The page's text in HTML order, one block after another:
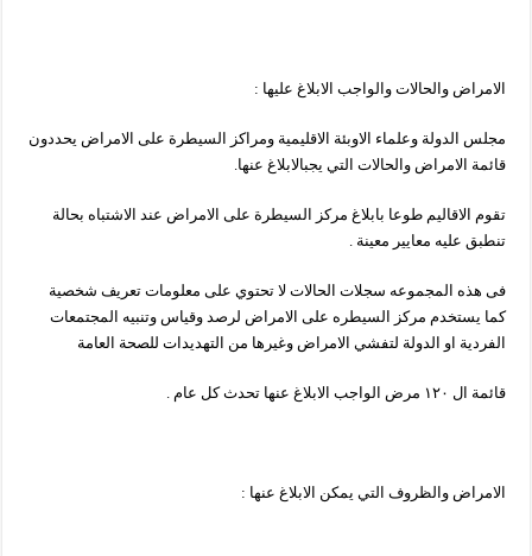
الامراض والحالات والواجب الابلاغ عليها :
مجلس الدولة وعلماء الاوبئة الاقليمية ومراكز السيطرة على الامراض يحددون
قائمة الامراض والحالات التي يجبالابلاغ عنها.
تقوم الاقاليم طوعا بابلاغ مركز السيطرة على الامراض عند الاشتباه بحالة
تنطبق عليه معايير معينة .
فى هذه المجموعه سجلات الحالات لا تحتوي على معلومات تعريف شخصية
كما يستخدم مركز السيطره على الامراض لرصد وقياس وتنبيه المجتمعات
الفردية او الدولة لتفشي الامراض وغيرها من التهديدات للصحة العامة
قائمة ال ١٢٠ مرض الواجب الابلاغ عنها تحدث كل عام .
الامراض والظروف التي يمكن الابلاغ عنها :